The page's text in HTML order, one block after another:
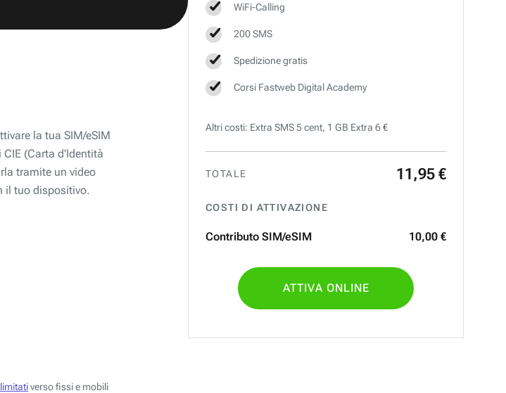
WiFi-Calling
200 SMS
Spedizione gratis
Corsi Fastweb Digital Academy
Altri costi: Extra SMS 5 cent, 1 GB Extra 6 €
TOTALE 11 ,95 €
COSTI DI ATTIVAZIONE
Contributo SIM/eSIM 10,00 €
ATTIVA ONLINE
la tua SIM/eSIM
(Carta d'Identità
tramite un video
il tuo dispositivo.
verso fissi e mobili